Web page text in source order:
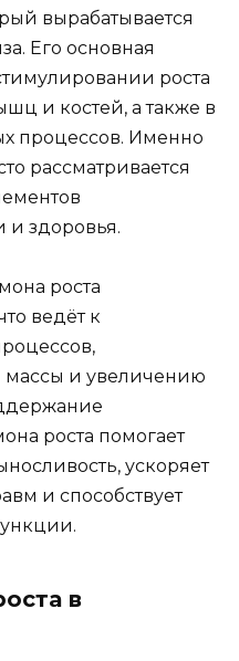
вырабатывается
Его основная
роста
и костей, а также в
процессов. Именно
рассматривается
здоровья.
роста
ведёт к
и увеличению
роста помогает
ускоряет
и способствует
в